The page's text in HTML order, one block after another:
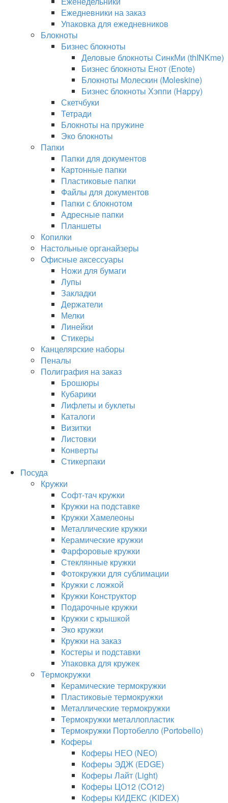
Ежедневники на заказ
Упаковка для ежедневников
Блокноты
Бизнес блокноты
Деловые блокноты СинкМи (thINKme)
Бизнес блокноты Енот (Enote)
Блокноты Молескин (Moleskine)
Бизнес блокноты Хэппи (Happy)
Скетчбуки
Тетради
Блокноты на пружине
Эко блокноты
Папки
Папки для документов
Картонные папки
Пластиковые папки
Файлы для документов
Папки с блокнотом
Адресные папки
Планшеты
Копилки
Настольные органайзеры
Офисные аксессуары
Ножи для бумаги
Лупы
Закладки
Держатели
Мелки
Линейки
Стикеры
Канцелярские наборы
Пеналы
Полиграфия на заказ
Брошюры
Кубарики
Лифлеты и буклеты
Каталоги
Визитки
Листовки
Конверты
Стикерпаки
Посуда
Кружки
Софт-тач кружки
Кружки на подставке
Кружки Хамелеоны
Металлические кружки
Керамические кружки
Фарфоровые кружки
Стеклянные кружки
Фотокружки для сублимации
Кружки с ложкой
Кружки Конструктор
Подарочные кружки
Кружки с крышкой
Эко кружки
Кружки на заказ
Костеры и подставки
Упаковка для кружек
Термокружки
Керамические термокружки
Пластиковые термокружки
Металлические термокружки
Термокружки металлопластик
Термокружки Портобелло (Portobello)
Коферы
Коферы НЕО (NEO)
Коферы ЭДЖ (EDGE)
Коферы Лайт (Light)
Коферы ЦО12 (CO12)
Коферы КИДЕКС (KIDEX)